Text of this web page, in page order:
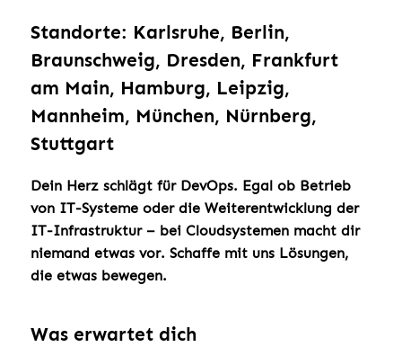
Standorte: Karlsruhe, Berlin,
Braunschweig, Dresden, Frankfurt
am Main, Hamburg, Leipzig,
Mannheim, München, Nürnberg,
Stuttgart
Dein Herz schlägt für DevOps. Egal ob Betrieb
von IT-Systeme oder die Weiterentwicklung der
IT-Infrastruktur – bei Cloudsystemen macht dir
niemand etwas vor. Schaffe mit uns Lösungen,
die etwas bewegen.
Was erwartet dich